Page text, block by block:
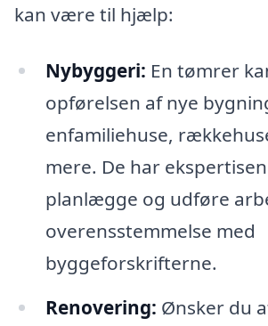
kan være til hjælp:
Nybyggeri: En tømrer
opførelsen af nye
enfamiliehuse,
mere. De har
planlægge og udføre
overensstemmelse med
byggeforskrifterne.
Renovering: Ønsker du